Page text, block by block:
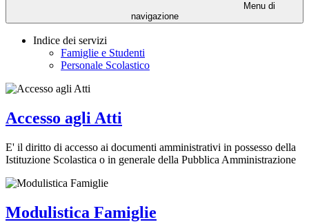
Menu di
navigazione
Indice dei servizi
Famiglie e Studenti
Personale Scolastico
Accesso agli Atti
E' il diritto di accesso ai documenti amministrativi in possesso della
Istituzione Scolastica o in generale della Pubblica Amministrazione
Modulistica Famiglie